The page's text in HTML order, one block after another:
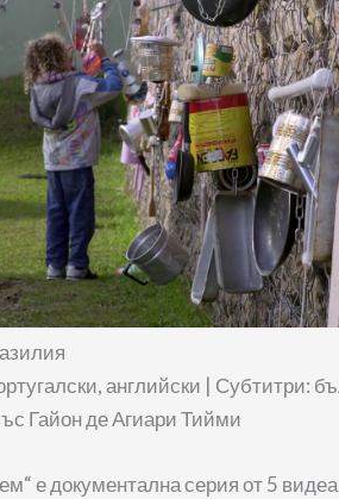
английски | Субтитри:
Гайон де Агиари Тийми
е документална серия от 5